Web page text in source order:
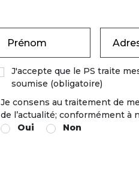
Prénom
J'accepte que le PS traite
soumise (obligatoire)
Je consens au traitement de
de l’actualité; conformément à
Oui
Non